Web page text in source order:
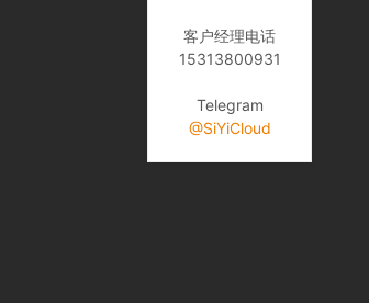
客户经理电话
15313800931
Telegram
@SiYiCloud